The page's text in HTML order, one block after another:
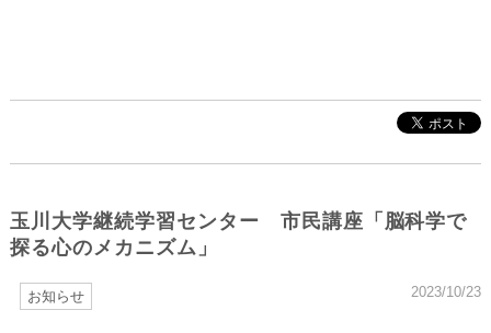
玉川大学継続学習センター 市民講座「脳科学で
探る心のメカニズム」
2023/10/23
お知らせ